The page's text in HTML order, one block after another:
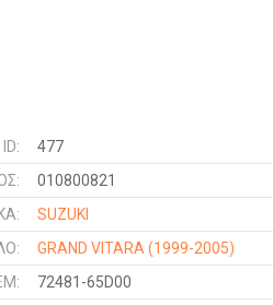
ID:
477
010800821
SUZUKI
GRAND VITARA (1999-2005)
72481-65D00